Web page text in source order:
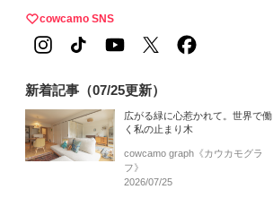
cowcamo SNS
新着記事（07/25更新）
広がる緑に心惹かれて。世界で働
く私の止まり木
cowcamo graph《カウカモグラ
フ》
2026/07/25